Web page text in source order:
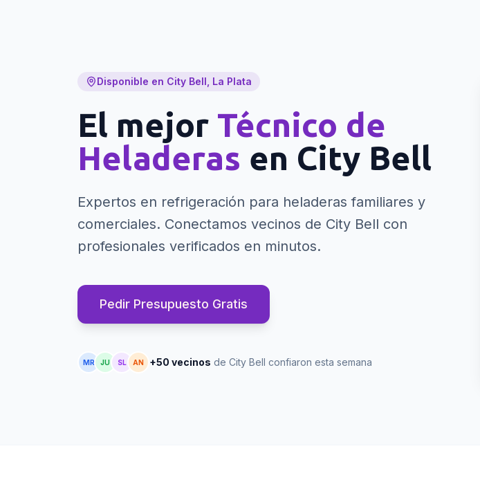
Disponible en City Bell, La Plata
El mejor Técnico de
Heladeras en City Bell
Expertos en refrigeración para heladeras familiares y
comerciales. Conectamos vecinos de City Bell con
profesionales verificados en minutos.
Pedir Presupuesto Gratis
MR JU SL AN +50 vecinos de City Bell confiaron esta semana